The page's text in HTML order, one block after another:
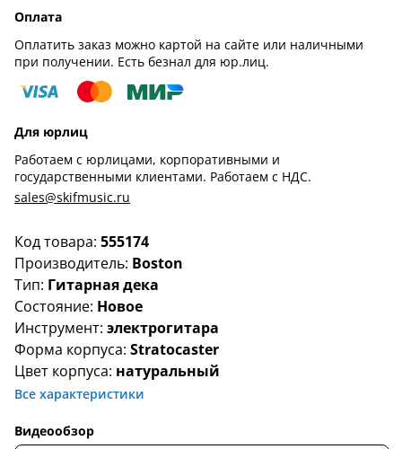
Код товара: 555174
Производитель: Boston
Тип: Гитарная дека
Состояние: Новое
Инструмент: электрогитара
Форма корпуса: Stratocaster
Цвет корпуса: натуральный
Все характеристики
Видеообзор
Оплата
Оплатить заказ можно картой на сайте или наличными
при получении. Есть безнал для юр.лиц.
Для юрлиц
Работаем с юрлицами, корпоративными и
государственными клиентами. Работаем с НДС.
sales@skifmusic.ru